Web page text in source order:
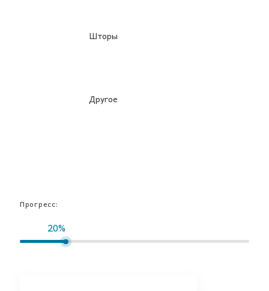
Шторы
Другое
Прогресс:
20%